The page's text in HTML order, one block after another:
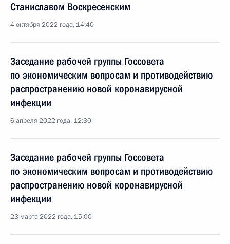
Станиславом Воскресенским
4 октября 2022 года, 14:40
Заседание рабочей группы Госсовета
по экономическим вопросам и противодействию
распространению новой коронавирусной
инфекции
6 апреля 2022 года, 12:30
Заседание рабочей группы Госсовета
по экономическим вопросам и противодействию
распространению новой коронавирусной
инфекции
23 марта 2022 года, 15:00